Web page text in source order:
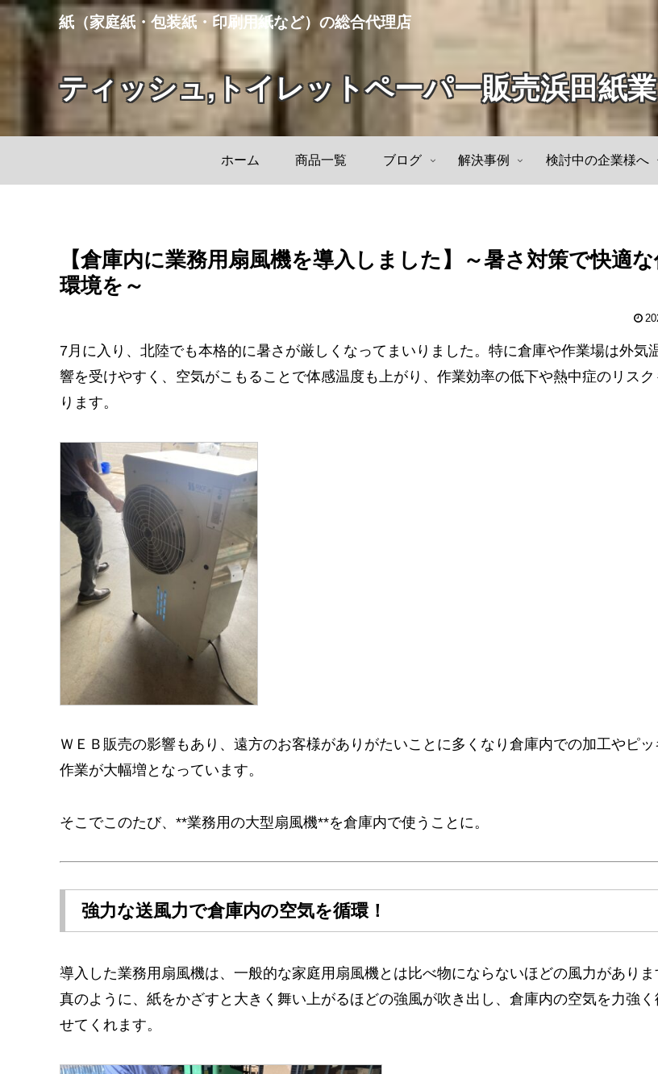
紙（家庭紙・包装紙・印刷用紙など）の総合代理店
ティッシュ,トイレットペーパー販売浜田紙業
ホーム 商品一覧 ブログ 解決事例 検討中の企業様へ
【倉庫内に業務用扇風機を導入しました】～暑さ対策で快適
環境を～
7月に入り、北陸でも本格的に暑さが厳しくなってまいりました。特に倉庫や作業場は外気
響を受けやすく、空気がこもることで体感温度も上がり、作業効率の低下や熱中症のリスク
ります。
ＷＥＢ販売の影響もあり、遠方のお客様がありがたいことに多くなり倉庫内での加工やピ
作業が大幅増となっています。
そこでこのたび、**業務用の大型扇風機**を倉庫内で使うことに。
強力な送風力で倉庫内の空気を循環！
導入した業務用扇風機は、一般的な家庭用扇風機とは比べ物にならないほどの風力がありま
真のように、紙をかざすと大きく舞い上がるほどの強風が吹き出し、倉庫内の空気を力強く
せてくれます。